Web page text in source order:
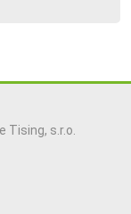
Tising, s.r.o.